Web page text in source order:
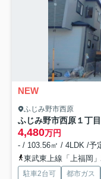
NEW
ふじみ野市西原
ふじみ野市西原１丁
4,480万円
- / 103.56㎡ / 4LDK /予
東武東上線「上福岡
駐車2台可 都市ガス